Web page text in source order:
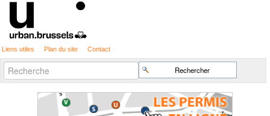
Liens utiles Plan du site Contact
Chercher par
Recherche
avancée…